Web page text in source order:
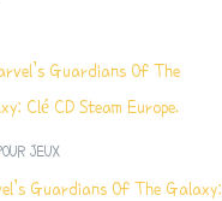
JEUX
Guardians Of The Galaxy: